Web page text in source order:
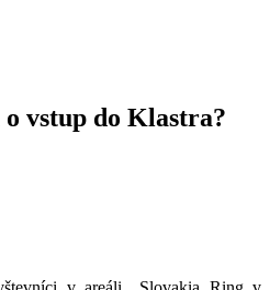
vstup do Klastra?